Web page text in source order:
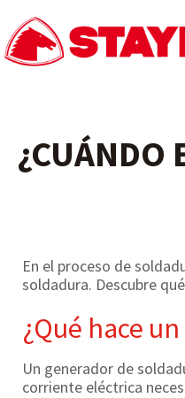
¿CUÁNDO
En el proceso de
soldadura. Descubre
¿Qué hace
Un generador de
corriente eléctrica